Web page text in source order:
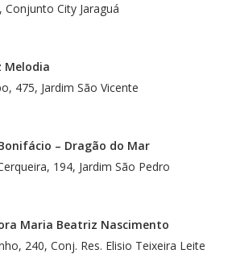
City Jaraguá
Melodia
475, Jardim São Vicente
Bonifácio – Dragão do Mar
194, Jardim São Pedro
Maria Beatriz Nascimento
240, Conj. Res. Elisio Teixeira Leite